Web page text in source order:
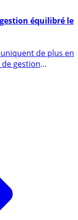
de plus en
gestion